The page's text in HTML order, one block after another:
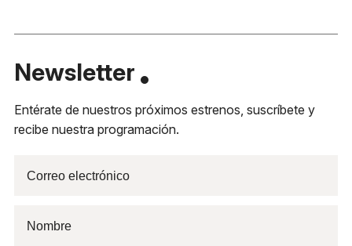
Newsletter
Entérate de nuestros próximos estrenos, suscríbete y
recibe nuestra programación.